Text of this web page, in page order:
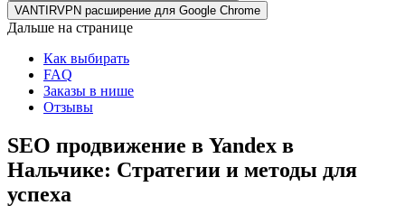
VANTIRVPN расширение для Google Chrome
Дальше на странице
Как выбирать
FAQ
Заказы в нише
Отзывы
SEO продвижение в Yandex в
Нальчике: Стратегии и методы для
успеха